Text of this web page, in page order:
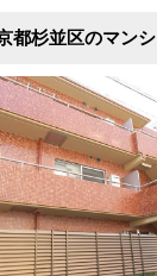
都杉並区のマ